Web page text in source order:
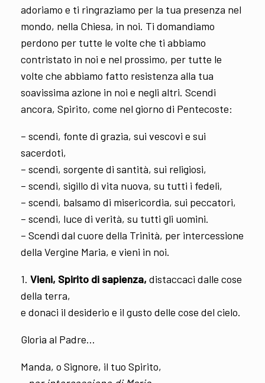
adoriamo e ti ringraziamo per la tua presenza nel
mondo, nella Chiesa, in noi. Ti domandiamo
perdono per tutte le volte che ti abbiamo
contristato in noi e nel prossimo, per tutte le
volte che abbiamo fatto resistenza alla tua
soavissima azione in noi e negli altri. Scendi
ancora, Spirito, come nel giorno di Pentecoste:
– scendi, fonte di grazia, sui vescovi e sui
sacerdoti,
– scendi, sorgente di santità, sui religiosi,
– scendi, sigillo di vita nuova, su tutti i fedeli,
– scendi, balsamo di misericordia, sui peccatori,
– scendi, luce di verità, su tutti gli uomini.
– Scendi dal cuore della Trinità, per intercessione
della Vergine Maria, e vieni in noi.
1. Vieni, Spirito di sapienza, distaccaci dalle cose
della terra,
e donaci il desiderio e il gusto delle cose del cielo.
Gloria al Padre…
Manda, o Signore, il tuo Spirito,